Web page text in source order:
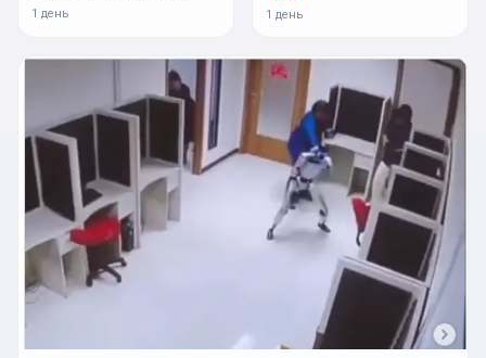
1 день 1 день